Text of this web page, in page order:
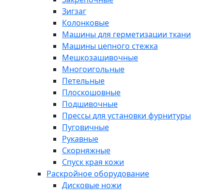
Зигзаг
Колонковые
Машины для герметизации ткани
Машины цепного стежка
Мешкозашивочные
Многоигольные
Петельные
Плоскошовные
Подшивочные
Прессы для установки фурнитуры
Пуговичные
Рукавные
Скорняжные
Спуск края кожи
Раскройное оборудование
Дисковые ножи